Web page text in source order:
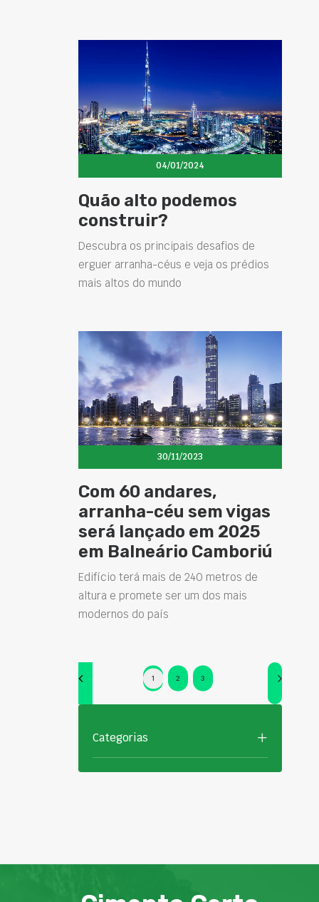
04/01/2024
Quão alto podemos
construir?
Descubra os principais desafios de
erguer arranha-céus e veja os prédios
mais altos do mundo
30/11/2023
Com 60 andares,
arranha-céu sem vigas
será lançado em 2025
em Balneário Camboriú
Edifício terá mais de 240 metros de
altura e promete ser um dos mais
modernos do país
1 2 3
Categorias